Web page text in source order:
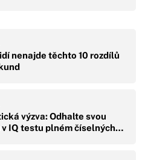
nenajde těchto 10 rozdílů
výzva: Odhalte svou
IQ testu plném číselných…